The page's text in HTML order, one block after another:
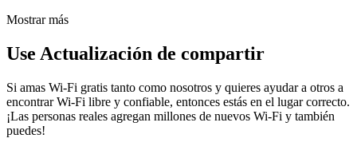
Mostrar más
Use Actualización de compartir
Si amas Wi-Fi gratis tanto como nosotros y quieres ayudar a otros a
encontrar Wi-Fi libre y confiable, entonces estás en el lugar correcto.
¡Las personas reales agregan millones de nuevos Wi-Fi y también
puedes!